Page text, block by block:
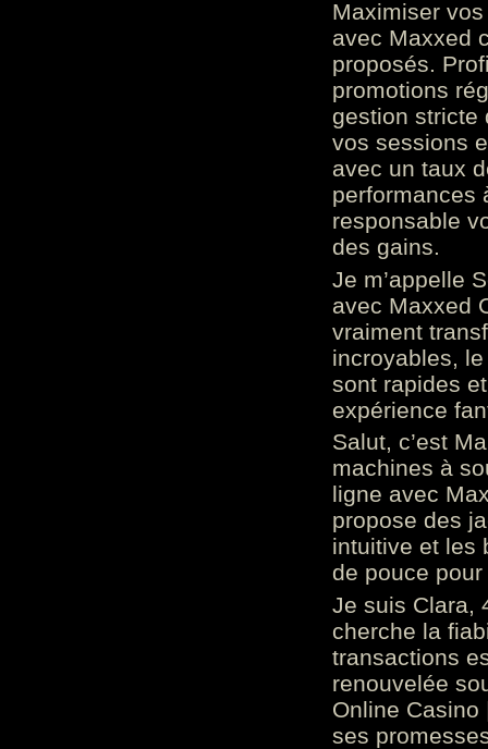
Maximiser
avec Maxxed
proposés.
promotions
gestion stricte
vos sessions
avec un taux
performances
responsable
des gains.
Je m’appelle
avec Maxxed
vraiment
incroyables,
sont rapides
expérience
Salut, c’est
machines à
ligne avec
propose des
intuitive et les
de pouce
Je suis Clara,
cherche la
transactions
renouvelée
Online
ses